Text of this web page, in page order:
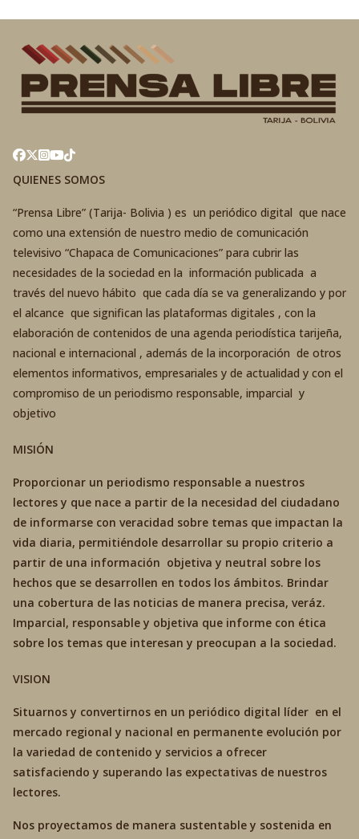
QUIENES SOMOS
“Prensa Libre” (Tarija- Bolivia ) es un periódico digital que nace
como una extensión de nuestro medio de comunicación
televisivo “Chapaca de Comunicaciones” para cubrir las
necesidades de la sociedad en la información publicada a
través del nuevo hábito que cada día se va generalizando y por
el alcance que significan las plataformas digitales , con la
elaboración de contenidos de una agenda periodística tarijeña,
nacional e internacional , además de la incorporación de otros
elementos informativos, empresariales y de actualidad y con el
compromiso de un periodismo responsable, imparcial y
objetivo
MISIÓN
Proporcionar un periodismo responsable a nuestros
lectores y que nace a partir de la necesidad del ciudadano
de informarse con veracidad sobre temas que impactan la
vida diaria, permitiéndole desarrollar su propio criterio a
partir de una información objetiva y neutral sobre los
hechos que se desarrollen en todos los ámbitos. Brindar
una cobertura de las noticias de manera precisa, veráz.
Imparcial, responsable y objetiva que informe con ética
sobre los temas que interesan y preocupan a la sociedad.
VISION
Situarnos y convertirnos en un periódico digital líder en el
mercado regional y nacional en permanente evolución por
la variedad de contenido y servicios a ofrecer
satisfaciendo y superando las expectativas de nuestros
lectores.
Nos proyectamos de manera sustentable y sostenida en